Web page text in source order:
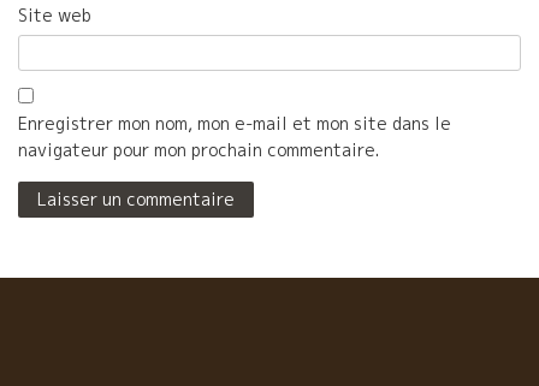
Site web
Enregistrer mon nom, mon e-mail et mon site dans le
navigateur pour mon prochain commentaire.